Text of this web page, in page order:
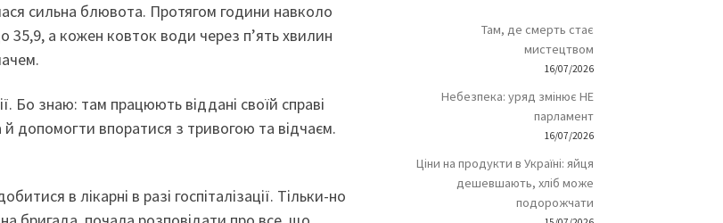
сильна блювота. Протягом години навколо
35,9, а кожен ковток води через п’ять хвилин
Бо знаю: там працюють віддані своїй справі
допомогти впоратися з тривогою та відчаєм.
в лікарні в разі госпіталізації. Тільки-но
Там, де смерть стає
мистецтвом
16/07/2026
Небезпека: уряд змінює НЕ
парламент
16/07/2026
Ціни на продукти в Україні: яйця
дешевшають, хліб може
подорожчати